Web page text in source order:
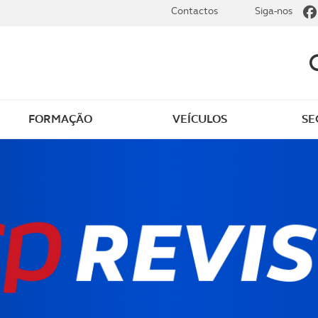
Golfe
Revista ACP Edição
impressa
FORMAÇÃO VEÍCULOS
Contactos Siga-nos